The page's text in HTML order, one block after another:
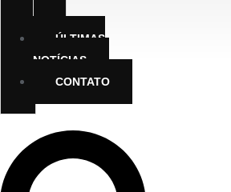
PROFISSIONAL
ÚLTIMAS
NOTÍCIAS
CONTATO
INTRANET